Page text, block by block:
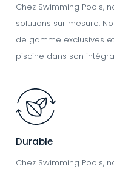
Chez Swimming Pools,
solutions sur mesure.
de gamme exclusives
piscine dans son
Image
Durable
Chez Swimming Pools,